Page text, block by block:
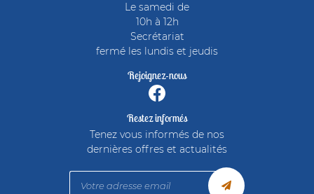
Le samedi de
10h à 12h
Secrétariat
fermé les lundis et jeudis
Rejoignez-nous
Restez informés
Tenez vous informés de nos
dernières offres et actualités